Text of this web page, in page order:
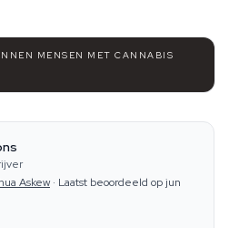
MENSEN MET CANNABIS
Askew · Laatst beoordeeld op jun